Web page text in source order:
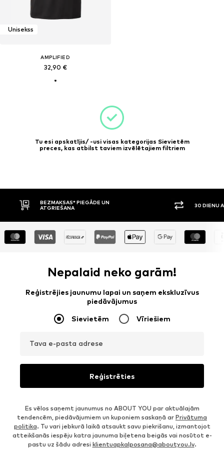
Unisekss
AMPLIFIED
32,90 €
Tu esi apskatījis/ -usi visas kategorijas Sievietēm
preces, kas atbilst taviem izvēlētajiem filtriem
30 DIENU ATGRIEŠANAS TIESĪBAS
Nepalaid neko garām!
Reģistrējies jaunumu lapai un saņem ekskluzīvus
piedāvājumus
Sievietēm Vīriešiem
Tava e-pasta adrese
Reģistrēties
Es vēlos saņemt jaunumus no ABOUT YOU par aktuālajām
tendencēm, piedāvājumiem un kuponiem saskaņā ar Privātuma
politika. Tu vari jebkurā laikā atsaukt savu piekrišanu, izmantojot
atteikšanās iespēju katra jaunuma biļetena beigās vai nosūtot e-
pastu uz šādu adresi klientuapkalposana@aboutyou.lv.